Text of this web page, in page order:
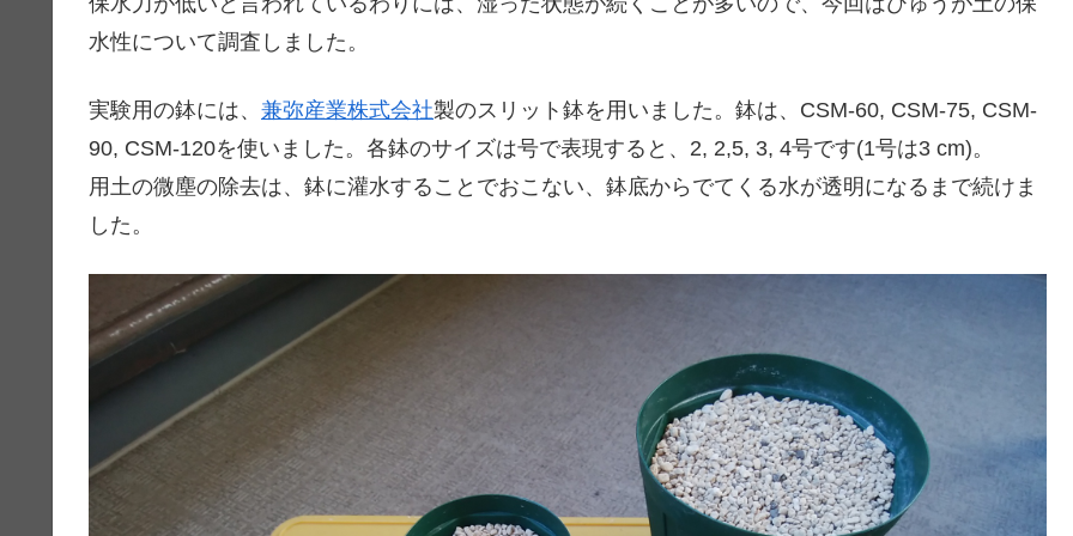
水性について調査しました。
実験用の鉢には、 兼弥産業株式会社製のスリット鉢を用いました。鉢は、CSM-60, CSM-75, CSM-
90, CSM-120を使いました。各鉢のサイズは号で表現すると、2, 2,5, 3, 4号です(1号は3 cm)。
用土の微塵の除去は、鉢に灌水することでおこない、鉢底からでてくる水が透明になるまで続けま
した。